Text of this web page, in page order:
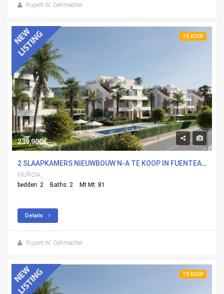
Rupert W. Gehmacher
TE KOOP
239,900€
2 SLAAPKAMERS NIEUWBOUW N-A TE KOOP IN FUENTEALAMO, MURCIA MET ZWEMBAD
MURCIA,
bedden: 2
Baths: 2 Mt Mt: 81
Details
Rupert W. Gehmacher
TE KOOP